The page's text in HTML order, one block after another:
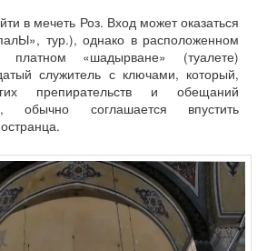
в мечеть Роз. Вход может оказаться
тур.), однако в расположенном
платном «шадырване» (туалете)
служитель с ключами, который,
препирательств и обещаний
обычно соглашается впустить